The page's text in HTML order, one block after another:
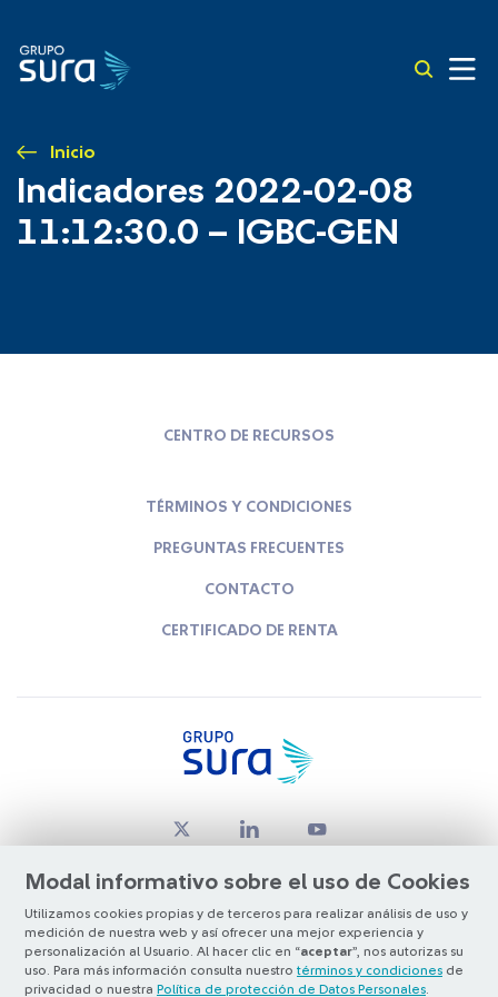
Inicio
Indicadores 2022-02-08
11:12:30.0 – IGBC-GEN
Modal informativo sobre el uso de Cookies
Utilizamos cookies propias y de terceros para realizar análisis de uso y
medición de nuestra web y así ofrecer una mejor experiencia y
personalización al Usuario. Al hacer clic en “aceptar”, nos autorizas su
uso. Para más información consulta nuestro términos y condiciones de
privacidad o nuestra Política de protección de Datos Personales
CENTRO DE RECURSOS
TÉRMINOS Y CONDICIONES
PREGUNTAS FRECUENTES
CONTACTO
CERTIFICADO DE RENTA
© Copyright Grupo SURA 2026